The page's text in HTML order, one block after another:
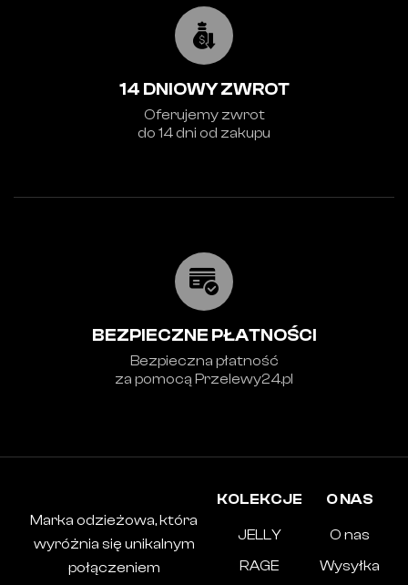
14 DNIOWY ZWROT
Oferujemy zwrot
do 14 dni od zakupu
BEZPIECZNE PŁATNOŚCI
Bezpieczna płatność
za pomocą Przelewy24.pl
Marka odzieżowa, która
wyróżnia się unikalnym
połączeniem
KOLEKCJE
JELLY
RAGE
O NAS
O nas
Wysyłka